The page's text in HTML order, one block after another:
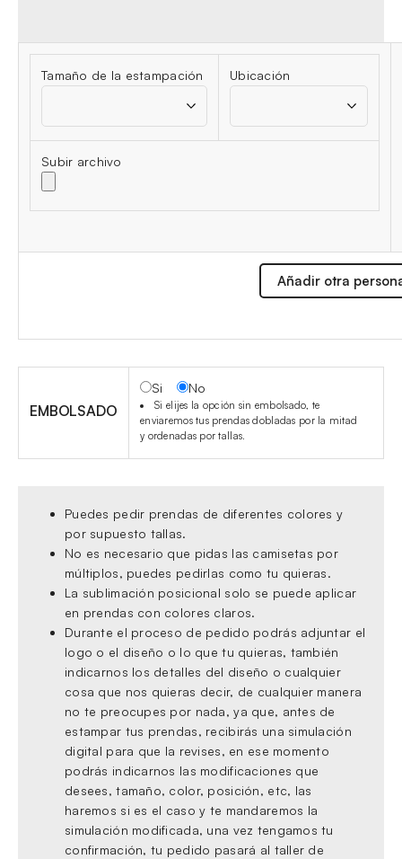
Tamaño de la estampación Ubicación
Subir archivo
Añadir otra
EMBOLSADO
Si No
Si elijes la opción sin embolsado, te
enviaremos tus prendas dobladas por la mitad
y ordenadas por tallas.
Puedes pedir prendas de diferentes colores y
por supuesto tallas.
No es necesario que pidas las camisetas por
múltiplos, puedes pedirlas como tu quieras.
La sublimación posicional solo se puede aplicar
en prendas con colores claros.
Durante el proceso de pedido podrás adjuntar el
logo o el diseño o lo que tu quieras, también
indicarnos los detalles del diseño o cualquier
cosa que nos quieras decir, de cualquier manera
no te preocupes por nada, ya que, antes de
estampar tus prendas, recibirás una simulación
digital para que la revises, en ese momento
podrás indicarnos las modificaciones que
desees, tamaño, color, posición, etc, las
haremos si es el caso y te mandaremos la
simulación modificada, una vez tengamos tu
confirmación, tu pedido pasará al taller de